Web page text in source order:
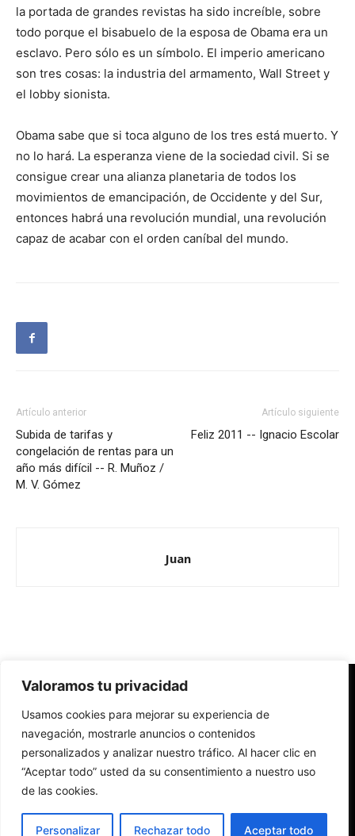
Valoramos tu privacidad
Usamos cookies para mejorar su experiencia de
navegación, mostrarle anuncios o contenidos
personalizados y analizar nuestro tráfico. Al hacer clic en
“Aceptar todo” usted da su consentimiento a nuestro uso
de las cookies.
Personalizar Rechazar todo Aceptar todo
la portada de grandes revistas ha sido increíble, sobre
todo porque el bisabuelo de la esposa de Obama era un
esclavo. Pero sólo es un símbolo. El imperio americano
son tres cosas: la industria del armamento, Wall Street y
el lobby sionista.
Obama sabe que si toca alguno de los tres está muerto. Y
no lo hará. La esperanza viene de la sociedad civil. Si se
consigue crear una alianza planetaria de todos los
movimientos de emancipación, de Occidente y del Sur,
entonces habrá una revolución mundial, una revolución
capaz de acabar con el orden caníbal del mundo.
Artículo anterior
Subida de tarifas y
congelación de rentas para un
año más difícil -- R. Muñoz /
M. V. Gómez
Artículo siguiente
Feliz 2011 -- Ignacio Escolar
Juan
Redes Cristianas
Una mirada alternativa sobre la Iglesia católica y la sociedad
- Colectivos de Redes Cristianas